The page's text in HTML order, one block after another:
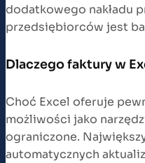
dodatkowego nakładu
przedsiębiorców jest
Dlaczego faktury w
Choć Excel oferuje
możliwości jako
ograniczone.
automatycznych